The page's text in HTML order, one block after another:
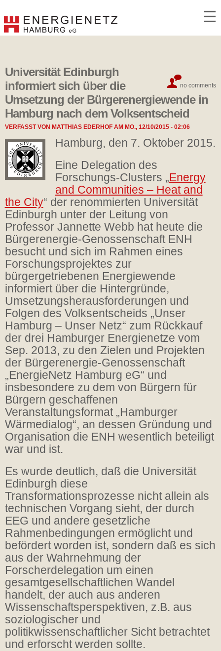
☰
no comments
Universität Edinburgh
informiert sich über die
Umsetzung der Bürgerenergiewende in
Hamburg nach dem Volksentscheid
VERFASST VON MATTHIAS EDERHOFAM MO., 12/10/2015 - 02:06
Hamburg, den 7. Oktober 2015.
Eine Delegation des
Forschungs-Clusters „Energy
and Communities – Heat and
the City“ der renommierten Universität
Edinburgh unter der Leitung von
Professor Jannette Webb hat heute die
Bürgerenergie-Genossenschaft ENH
besucht und sich im Rahmen eines
Forschungsprojektes zur
bürgergetriebenen Energiewende
informiert über die Hintergründe,
Umsetzungsherausforderungen und
Folgen des Volksentscheids „Unser
Hamburg – Unser Netz“ zum Rückkauf
der drei Hamburger Energienetze vom
Sep. 2013, zu den Zielen und Projekten
der Bürgerenergie-Genossenschaft
„EnergieNetz Hamburg eG“ und
insbesondere zu dem von Bürgern für
Bürgern geschaffenen
Veranstaltungsformat „Hamburger
Wärmedialog“, an dessen Gründung und
Organisation die ENH wesentlich beteiligt
war und ist.
Es wurde deutlich, daß die Universität
Edinburgh diese
Transformationsprozesse nicht allein als
technischen Vorgang sieht, der durch
EEG und andere gesetzliche
Rahmenbedingungen ermöglicht und
befördert worden ist, sondern daß es sich
aus der Wahrnehmung der
Forscherdelegation um einen
gesamtgesellschaftlichen Wandel
handelt, der auch aus anderen
Wissenschaftsperspektiven, z.B. aus
soziologischer und
politikwissenschaftlicher Sicht betrachtet
und erforscht werden sollte.